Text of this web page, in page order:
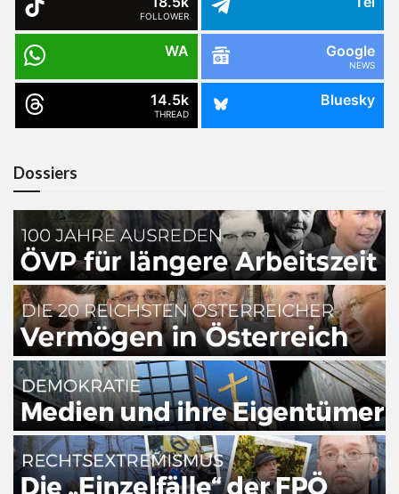
FOLLOWER
WA Google
NEWS
14.5k
THREAD
Bluesky
Dossiers